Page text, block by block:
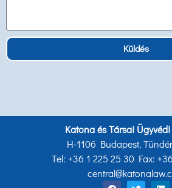
Küldés
Katona és Társai
H-1106 Budapest,
Tel: +36 1 225 25 30 Fax: